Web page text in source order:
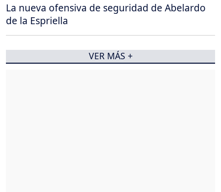
La nueva ofensiva de seguridad de Abelardo
de la Espriella
VER MÁS +